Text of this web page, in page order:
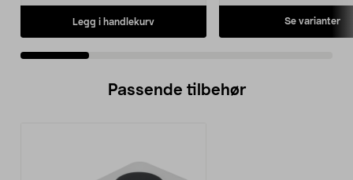
Legg i handlekurv Se varianter
Passende tilbehør